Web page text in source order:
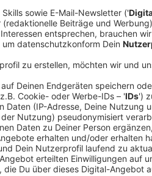
gekommen, kurz davor eine
bei den Kattas und bei den